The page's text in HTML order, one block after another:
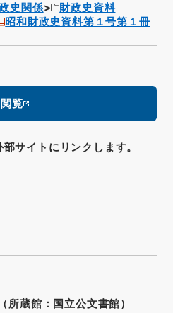
史関係
財政史資料
昭和財政史資料第１号第１冊
閲覧
サイトにリンクします。
蔵館：国立公文書館）